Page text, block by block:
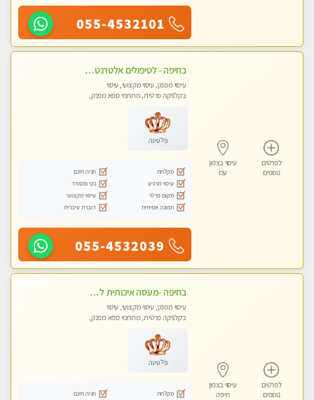
055-4532101
לפרטים
נוספים
עיסוי בצפון
עכו
בחיפה - לטיפולים אלטרנטיביים לעיסוי מרגיע ומפנק VIP-מומלץ לחלוטין! פרטי! ​​​​​​ Highly recommended-לקביעת תור נא להתקשר ....
עיסוי מפנק, עיסוי מקצועי, עיסוי
בקלניקה פרטית, מתחמי ספא מפנק,
פלטינה
מקלחת
חניה חינם
עיסוי מרגיע
נקי ומסודר
מקום פרטי
עיסוי מקצועי
תמונה אמיתית
דוברת עיברית
055-4532039
לפרטים
נוספים
עיסוי בצפון
חיפה
בחיפה -מעסה איכותית לעיסוי טנטרה מקצועי ומרגיעה - WHATSAPP ONLY
עיסוי מפנק, עיסוי מקצועי, עיסוי
בקלניקה פרטית, מתחמי ספא מפנק,
פלטינה
מקלחת
חניה חינם